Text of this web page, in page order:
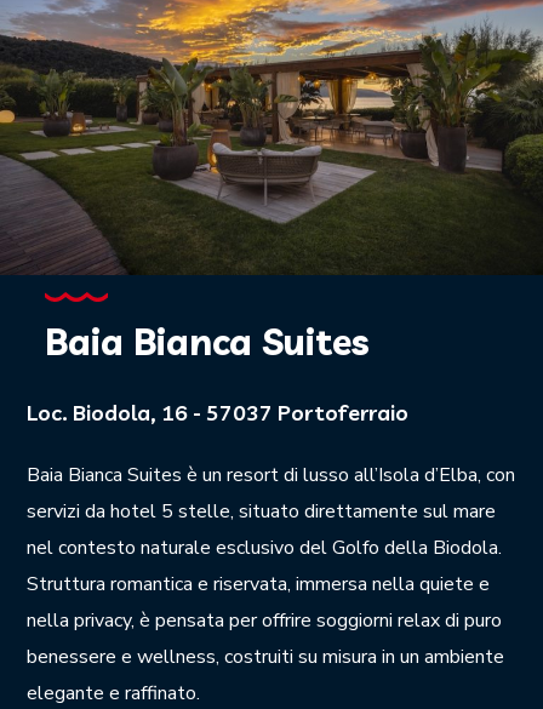
Baia Bianca Suites
Loc. Biodola, 16 - 57037 Portoferraio
Baia Bianca Suites è un resort di lusso all’Isola d’Elba, con
servizi da hotel 5 stelle, situato direttamente sul mare
nel contesto naturale esclusivo del Golfo della Biodola.
Struttura romantica e riservata, immersa nella quiete e
nella privacy, è pensata per offrire soggiorni relax di puro
benessere e wellness, costruiti su misura in un ambiente
elegante e raffinato.